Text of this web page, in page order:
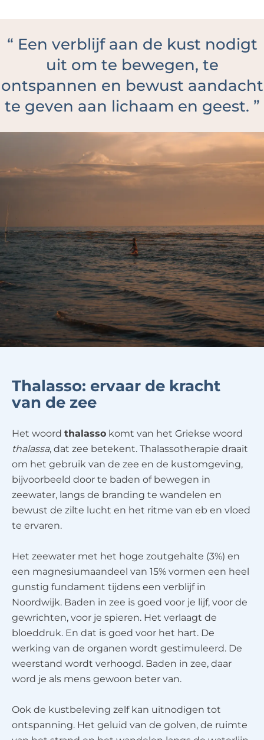
“ Een verblijf aan de kust nodigt
uit om te bewegen, te
ontspannen en bewust aandacht
te geven aan lichaam en geest. ”
Thalasso: ervaar de kracht
van de zee
Het woord thalasso komt van het Griekse woord
thalassa, dat zee betekent. Thalassotherapie draait
om het gebruik van de zee en de kustomgeving,
bijvoorbeeld door te baden of bewegen in
zeewater, langs de branding te wandelen en
bewust de zilte lucht en het ritme van eb en vloed
te ervaren.
Het zeewater met het hoge zoutgehalte (3%) en
een magnesiumaandeel van 15% vormen een heel
gunstig fundament tijdens een verblijf in
Noordwijk. Baden in zee is goed voor je lijf, voor de
gewrichten, voor je spieren. Het verlaagt de
bloeddruk. En dat is goed voor het hart. De
werking van de organen wordt gestimuleerd. De
weerstand wordt verhoogd. Baden in zee, daar
word je als mens gewoon beter van.
Ook de kustbeleving zelf kan uitnodigen tot
ontspanning. Het geluid van de golven, de ruimte